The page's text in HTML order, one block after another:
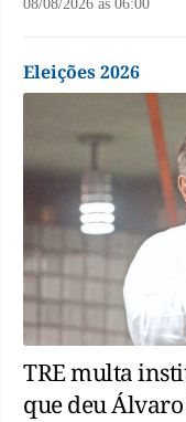
08/08/2026 às 06:00
Eleições 2026
TRE multa
que deu Álvaro